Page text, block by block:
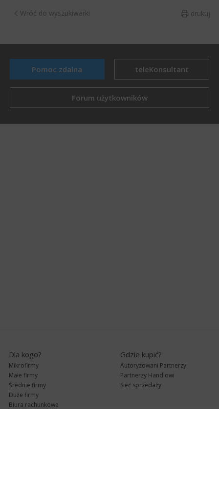
drukuj
Wróć do wyszukiwarki
Pomoc zdalna teleKonsultant
Forum użytkowników
Dla kogo?
Mikrofirmy
Małe firmy
Średnie firmy
Duże firmy
Biura rachunkowe
Gdzie kupić?
Autoryzowani Partnerzy
Partnerzy Handlowi
Sieć sprzedaży